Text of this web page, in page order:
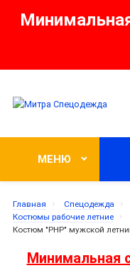
МЕНЮ
Главная Спецодежда
Костюмы рабочие летние
Костюм "РНР" мужской
Минимальная